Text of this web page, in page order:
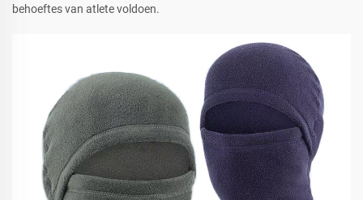
behoeftes van atlete voldoen.